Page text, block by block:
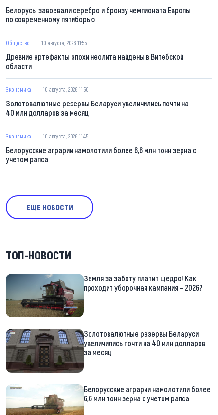
Белорусы завоевали серебро и бронзу чемпионата Европы
по современному пятиборью
Общество 10 августа, 2026 11:55
Древние артефакты эпохи неолита найдены в Витебской
области
Экономика 10 августа, 2026 11:50
Золотовалютные резервы Беларуси увеличились почти на
40 млн долларов за месяц
Экономика 10 августа, 2026 11:45
Белорусские аграрии намолотили более 6,6 млн тонн зерна с
учетом рапса
ЕЩЕ НОВОСТИ
ТОП-НОВОСТИ
Земля за заботу платит щедро! Как
проходит уборочная кампания – 2026?
Золотовалютные резервы Беларуси
увеличились почти на 40 млн долларов
за месяц
Белорусские аграрии намолотили более
6,6 млн тонн зерна с учетом рапса